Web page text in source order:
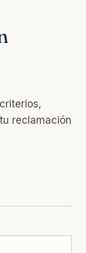
reclamación